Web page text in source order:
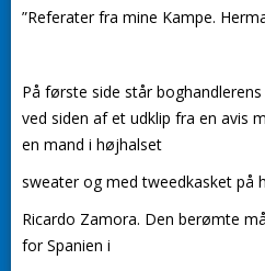
”Referater fra mine Kampe.
På første side står
ved siden af et udklip fra en avis
en mand i højhalset
sweater og med tweedkasket på
Ricardo Zamora. Den berømte
for Spanien i